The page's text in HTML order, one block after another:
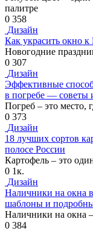
палитре
0 358
Дизайн
Как украсить окно
Новогодние
0 307
Дизайн
Эффективные
в погребе — советы
Погреб – это место,
0 373
Дизайн
18 лучших сортов
полосе России
Картофель – это
0 1к.
Дизайн
Наличники на окна
шаблоны и
Наличники на окна
0 384